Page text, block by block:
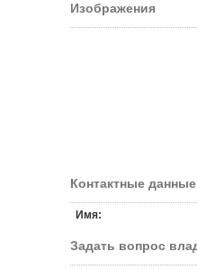
Изображения
Контактные данные
Имя:
Задать вопрос